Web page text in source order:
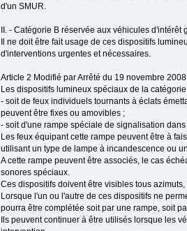
d'un SMUR.
II. - Catégorie B réservée aux véhicules d'intérêt
Il ne doit être fait usage de ces dispositifs
d'interventions urgentes et nécessaires.
Article 2 Modifié par Arrêté du 19 novembre 2008
Les dispositifs lumineux spéciaux de la catégorie
- soit de feux individuels tournants à éclats
peuvent être fixes ou amovibles ;
- soit d'une rampe spéciale de signalisation
Les feux équipant cette rampe peuvent être à
utilisant un type de lampe à incandescence ou
A cette rampe peuvent être associés, le cas
sonores spéciaux.
Ces dispositifs doivent être visibles tous
Lorsque l'un ou l'autre de ces dispositifs ne
pourra être complétée soit par une rampe, soit
Ils peuvent continuer à être utilisés lorsque les